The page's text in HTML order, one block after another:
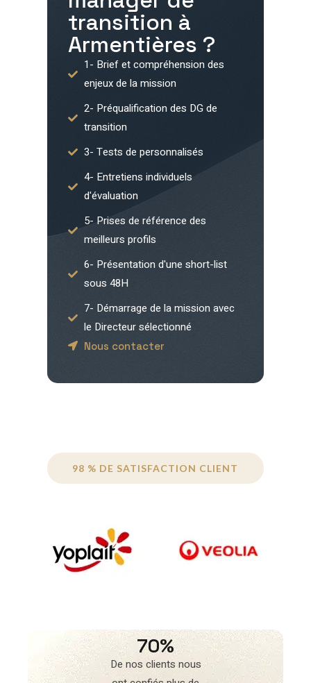
transition à
Armentières ?
1- Brief et compréhension des
enjeux de la mission
2- Préqualification des DG de
transition
3- Tests de personnalisés
4- Entretiens individuels
d'évaluation
5- Prises de référence des
meilleurs profils
6- Présentation d'une short-list
sous 48H
7- Démarrage de la mission avec
le Directeur sélectionné
Nous contacter
98 % DE SATISFACTION CLIENT
70%
De nos clients nous